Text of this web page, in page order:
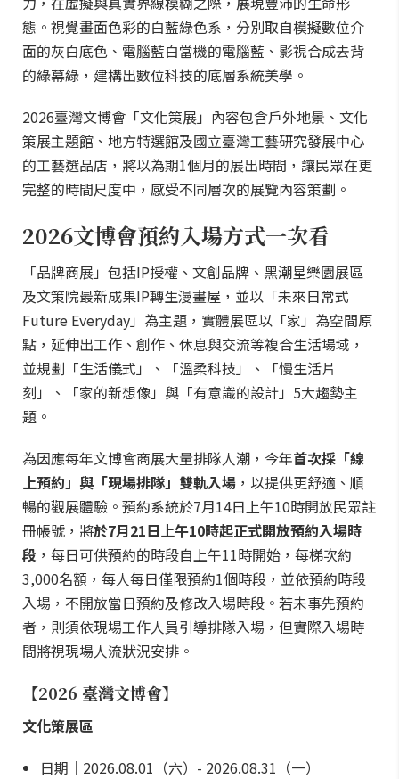
態。視覺畫面色彩的白藍綠色系，分別取自模擬數位介
面的灰白底色、電腦藍白當機的電腦藍、影視合成去背
的綠幕綠，建構出數位科技的底層系統美學。
2026臺灣文博會「文化策展」內容包含戶外地景、文化
策展主題館、地方特選館及國立臺灣工藝研究發展中心
的工藝選品店，將以為期1個月的展出時間，讓民眾在更
完整的時間尺度中，感受不同層次的展覽內容策劃。
2026文博會預約入場方式一次看
「品牌商展」包括IP授權、文創品牌、黑潮星樂園展區
及文策院最新成果IP轉生漫畫屋，並以「未來日常式
Future Everyday」為主題，實體展區以「家」為空間原
點，延伸出工作、創作、休息與交流等複合生活場域，
並規劃「生活儀式」、「溫柔科技」、「慢生活片
刻」、「家的新想像」與「有意識的設計」5大趨勢主
題。
為因應每年文博會商展大量排隊人潮，今年首次採「線
上預約」與「現場排隊」雙軌入場 ，以提供更舒適、順
暢的觀展體驗。預約系統於7月14日上午10時開放民眾註
冊帳號，將於7月21日上午10時起正式開放預約入場時
段 ，每日可供預約的時段自上午11時開始，每梯次約
3,000名額，每人每日僅限預約1個時段，並依預約時段
入場，不開放當日預約及修改入場時段。若未事先預約
者，則須依現場工作人員引導排隊入場，但實際入場時
間將視現場人流狀況安排。
【2026 臺灣文博會】
文化策展區
日期｜2026.08.01（六）- 2026.08.31（一）